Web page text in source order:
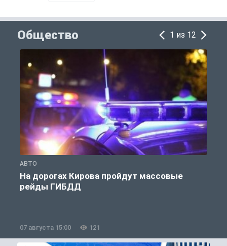
Общество 1 из 12
АВТО
На дорогах Кирова пройдут массовые
рейды ГИБДД
07 августа 15:00 121